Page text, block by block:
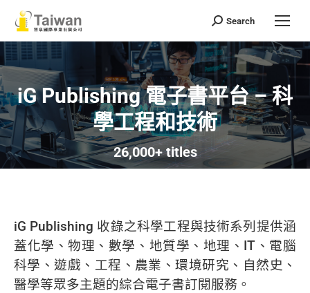
Search:
Search
iG Publishing 電子書平台 – 科
學工程和技術
26,000+ titles
You are here:
iG Publishing 收錄之科學工程與技術系列提供涵
蓋化學、物理、數學、地質學、地理、IT、電腦
科學、遊戲、工程、農業、環境研究、自然史、
醫學等眾多主題的綜合電子書訂閱服務。